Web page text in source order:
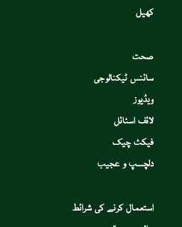
کھیل
صحت
سائنس ٹیکنالوجی
ویڈیوز
لائف اسٹائل
فیکٹ چیک
دلچسپ و عجیب
استعمال کرنے کی شرائط